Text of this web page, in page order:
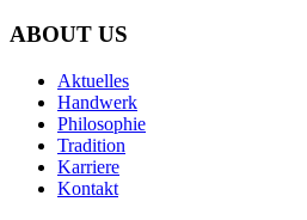
ABOUT US
Aktuelles
Handwerk
Philosophie
Tradition
Karriere
Kontakt